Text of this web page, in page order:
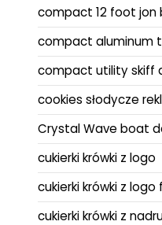
compact 12 foot jon
compact aluminum
compact utility skiff
cookies słodycze
Crystal Wave boat
cukierki krówki z logo
cukierki krówki z logo
cukierki krówki z